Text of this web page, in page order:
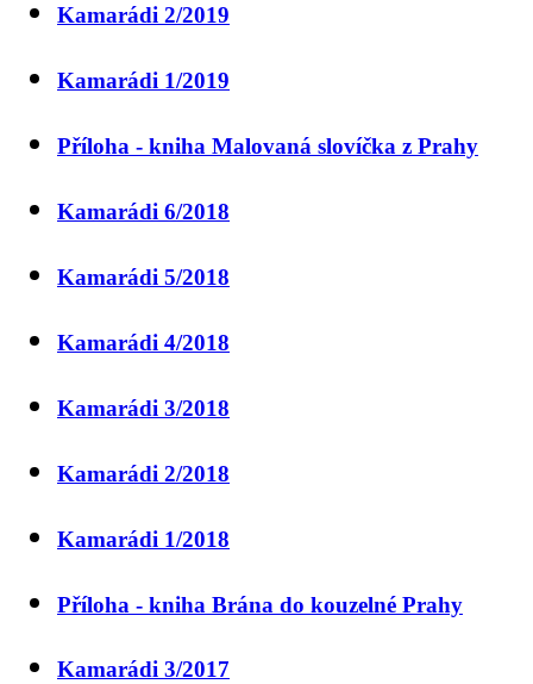
Kamarádi 2/2019
Kamarádi 1/2019
Příloha - kniha Malovaná slovíčka z Prahy
Kamarádi 6/2018
Kamarádi 5/2018
Kamarádi 4/2018
Kamarádi 3/2018
Kamarádi 2/2018
Kamarádi 1/2018
Příloha - kniha Brána do kouzelné Prahy
Kamarádi 3/2017